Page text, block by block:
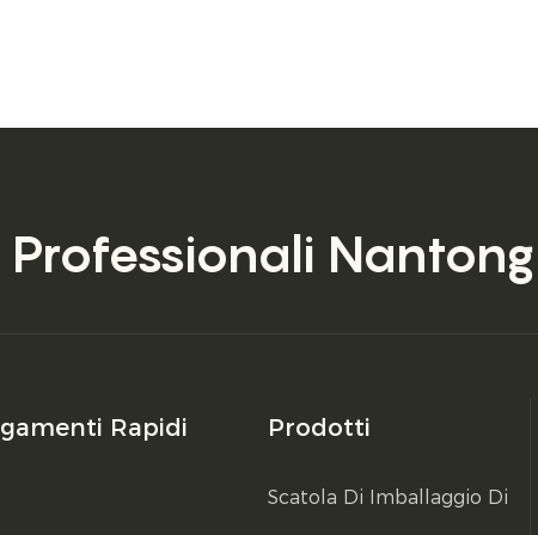
Rapidi Prodotti
Scatola Di Imballaggio Di